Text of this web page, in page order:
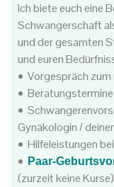
Ich biete euch eine
Schwangerschaft
und der gesamten
und euren
• Vorgespräch zum
•
•
Gynäkologin /
• Hilfeleistungen
• Paar-
(zurzeit keine Kurse)